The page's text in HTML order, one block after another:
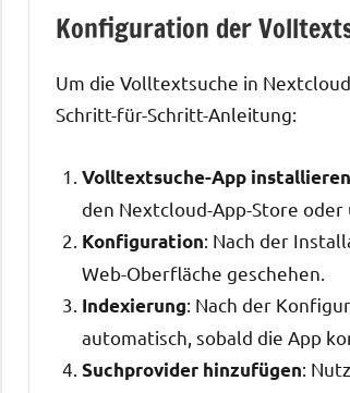
Konfiguration der
Um die Volltextsuche in
Schritt-für-Schritt-Anleitung:
Volltextsuche-App installieren
den Nextcloud-App-Store
Konfiguration: Nach der
Web-Oberfläche geschehen.
Indexierung: Nach der
automatisch, sobald die App
Suchprovider hinzufügen: